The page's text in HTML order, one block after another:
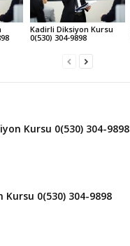
Kadirli Diksiyon Kursu
0(530) 304-9898
Kursu 0(530) 304-9898
0(530) 304-9898